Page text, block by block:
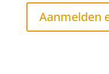
Aanmelden